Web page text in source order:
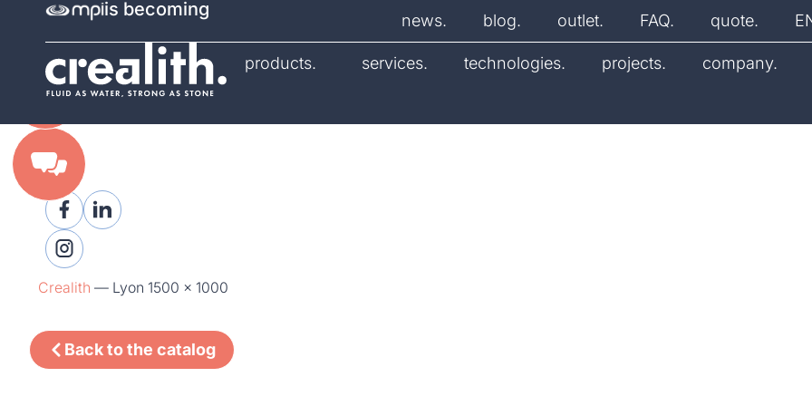
is becoming
news. blog. outlet. FAQ. quote.
products. services. technologies. projects. company.
catalog.
Crealith — Lyon 1500 x 1000
Back to the catalog